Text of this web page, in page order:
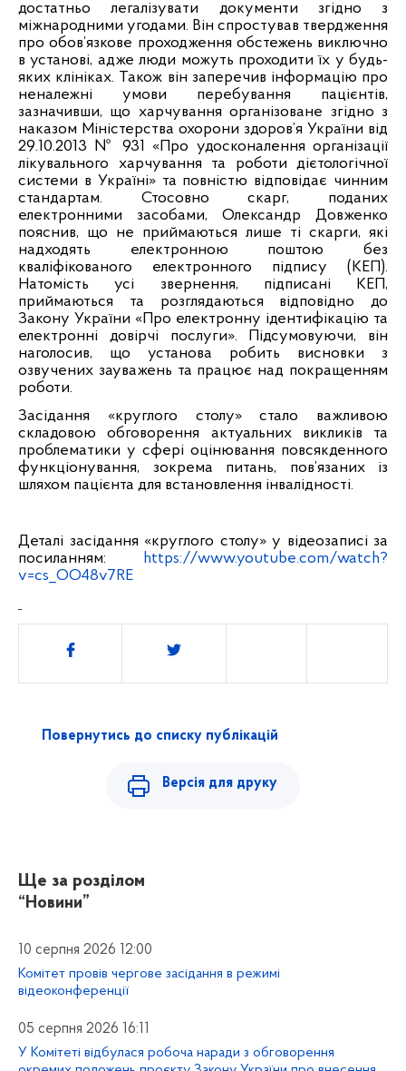
достатньо легалізувати документи згідно з
міжнародними угодами. Він спростував твердження
про обов’язкове проходження обстежень виключно
в установі, адже люди можуть проходити їх у будь-
яких клініках. Також він заперечив інформацію про
неналежні умови перебування пацієнтів,
зазначивши, що харчування організоване згідно з
наказом Міністерства охорони здоров’я України від
29.10.2013 № 931 «Про удосконалення організації
лікувального харчування та роботи дієтологічної
системи в Україні» та повністю відповідає чинним
стандартам. Стосовно скарг, поданих
електронними засобами, Олександр Довженко
пояснив, що не приймаються лише ті скарги, які
надходять електронною поштою без
кваліфікованого електронного підпису (КЕП).
Натомість усі звернення, підписані КЕП,
приймаються та розглядаються відповідно до
Закону України «Про електронну ідентифікацію та
електронні довірчі послуги». Підсумовуючи, він
наголосив, що установа робить висновки з
озвучених зауважень та працює над покращенням
роботи.
Засідання «круглого столу» стало важливою
складовою обговорення актуальних викликів та
проблематики у сфері оцінювання повсякденного
функціонування, зокрема питань, пов’язаних із
шляхом пацієнта для встановлення інвалідності.
Деталі засідання «круглого столу» у відеозаписі за
посиланням:
https://www.youtube.com/watch?
v=cs_OO48v7RE
Поділитись
Повернутись до списку публікацій
Версія для друку
Ще за розділом
“Новини”
10 серпня 2026 12:00
Комітет провів чергове засідання в режимі
відеоконференції
05 серпня 2026 16:11
У Комітеті відбулася робоча наради з обговорення